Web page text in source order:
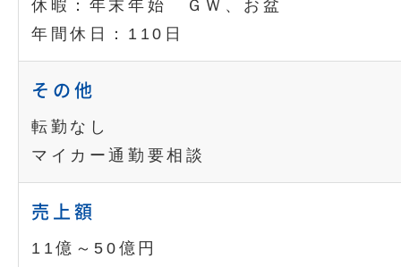
休暇：年末年始 ＧＷ、お盆
年間休日：110日
その他
転勤なし
マイカー通勤要相談
売上額
11億～50億円